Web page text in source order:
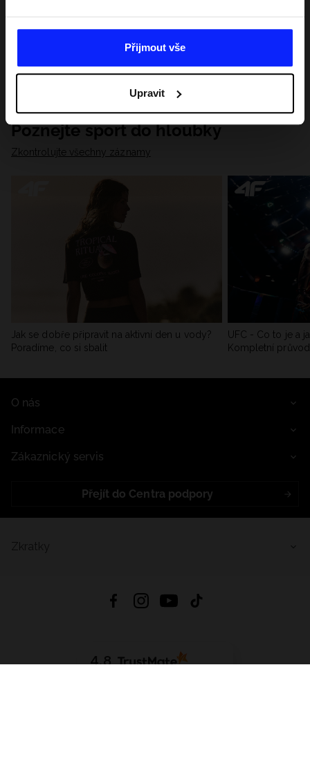
Přijmout vše
Upravit
Poznejte sport do hloubky
Zkontrolujte všechny záznamy
Jak se dobře připravit na aktivní den u vody?
Poradíme, co si sbalit
UFC - Co to je a
Kompletní
O nás
Informace
Zákaznický servis
Přejít do Centra podpory
4.8